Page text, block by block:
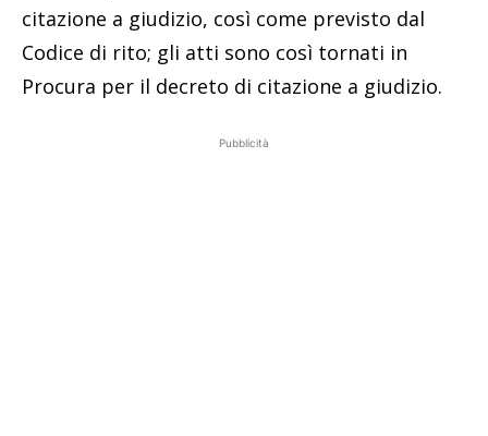
citazione a giudizio, così come previsto dal
Codice di rito; gli atti sono così tornati in
Procura per il decreto di citazione a giudizio.
Pubblicità